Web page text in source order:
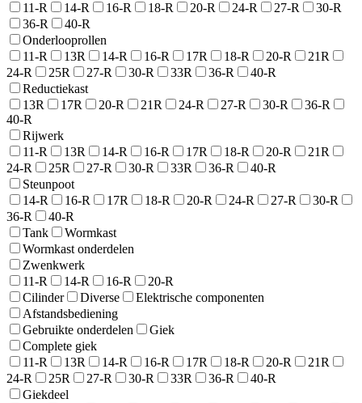
11-R
14-R 16-R 18-R 20-R 24-R 27-R
30-R
36-R
40-R
Onderlooprollen
11-R
13R 14-R 16-R 17R 18-R 20-R
21R
24-R
25R 27-R 30-R 33R 36-R
40-R
Reductiekast
13R
17R 20-R 21R 24-R 27-R 30-R
36-R
40-R
Rijwerk
11-R
13R 14-R 16-R 17R 18-R 20-R
21R
24-R
25R 27-R 30-R 33R 36-R
40-R
Steunpoot
14-R
16-R 17R 18-R 20-R 24-R 27-R
30-R
36-R
40-R
Tank
Wormkast
Wormkast onderdelen
Zwenkwerk
11-R
14-R 16-R
20-R
Cilinder
Diverse
Elektrische componenten
Afstandsbediening
Gebruikte onderdelen
Giek
Complete giek
11-R
13R 14-R 16-R 17R 18-R 20-R
21R
24-R
25R 27-R 30-R 33R 36-R
40-R
Giekdeel